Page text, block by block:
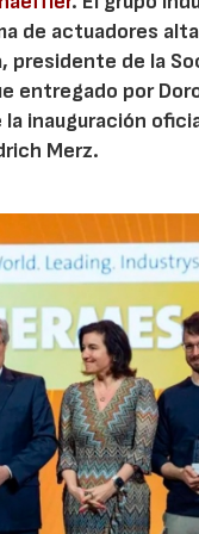
de actuadores
de la
entregado por
inauguración
Merz.